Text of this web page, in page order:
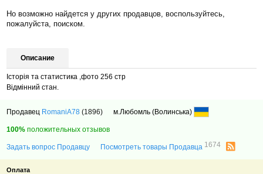
Но возможно найдется у других продавцов, воспользуйтесь,
пожалуйста, поиском.
Описание
Історія та статистика ,фото 256 стр
Відмінний стан.
Продавец RomaniA78 (1896) м.Любомль (Волинська)
100% положительных отзывов
Задать вопрос Продавцу Посмотреть товары Продавца 1674
Оплата